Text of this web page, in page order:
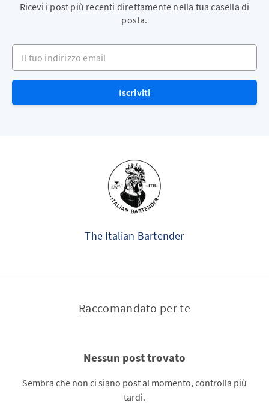
Ricevi i post più recenti direttamente nella tua casella di
posta.
Il tuo indirizzo email
Iscriviti
The Italian Bartender
Raccomandato per te
Nessun post trovato
Sembra che non ci siano post al momento, controlla più
tardi.